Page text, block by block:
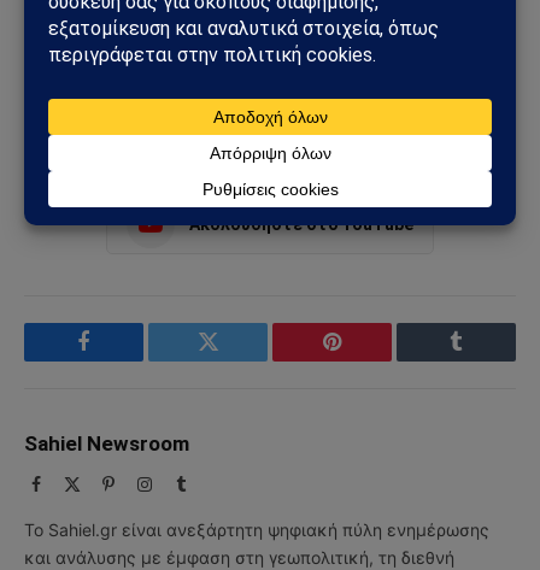
απαγόρευση καθολική Πάπας Φραγκίσκος
παρένθετης μητρότητας
Ακολουθήστε στο Instagram
Ακολουθήστε στο YouTube
Facebook Twitter Pinterest Tumblr
Sahiel Newsroom
Facebook PinterestInstagram
Tumblr
Το Sahiel.gr είναι ανεξάρτητη ψηφιακή πύλη ενημέρωσης
και ανάλυσης με έμφαση στη γεωπολιτική, τη διεθνή